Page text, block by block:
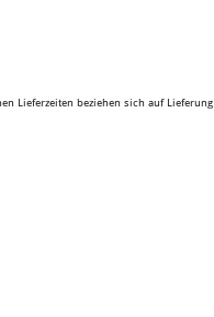
Lieferzeiten beziehen sich auf